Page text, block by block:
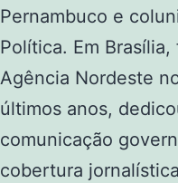
Pernambuco e
Política. Em
Agência Nordeste
últimos anos,
comunicação
cobertura